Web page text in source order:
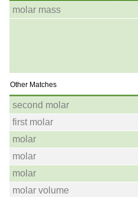
molar mass
Other Matches
second molar
first molar
molar
molar
molar
molar volume